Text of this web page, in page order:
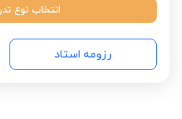
انتخاب نوع
رزومه استاد